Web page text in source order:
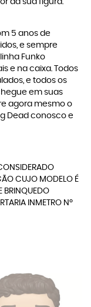
da sua figura.
5 anos de
e sempre
Funko
e na caixa. Todos
e todos os
em suas
agora mesmo o
Dead conosco e
CUJO MODELO É
BRINQUEDO
INMETRO Nº